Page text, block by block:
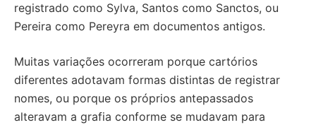
registrado como Sylva, Santos como Sanctos, ou
Pereira como Pereyra em documentos antigos.
Muitas variações ocorreram porque cartórios
diferentes adotavam formas distintas de registrar
nomes, ou porque os próprios antepassados
alteravam a grafia conforme se mudavam para